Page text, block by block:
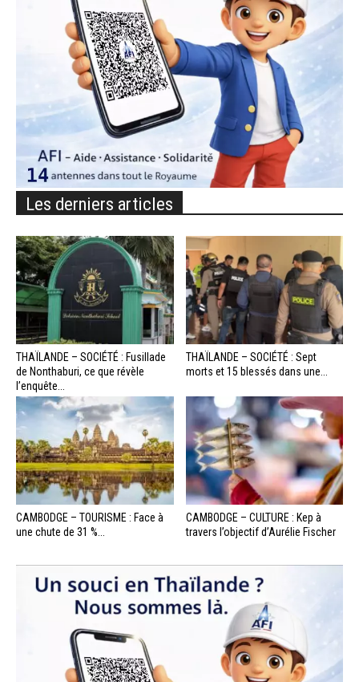
Les derniers articles
THAÏLANDE – SOCIÉTÉ : Fusillade
de Nonthaburi, ce que révèle
l’enquête...
THAÏLANDE – SOCIÉTÉ : Sept
morts et 15 blessés dans une...
CAMBODGE – TOURISME : Face à
une chute de 31 %...
CAMBODGE – CULTURE : Kep à
travers l’objectif d’Aurélie Fischer